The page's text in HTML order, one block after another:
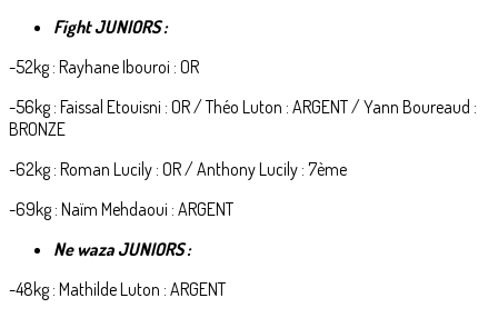
Fight JUNIORS :
-52kg : Rayhane Ibouroi : OR
-56kg : Faissal Etouisni : OR / Théo Luton : ARGENT / Yann Boureaud :
BRONZE
-62kg : Roman Lucily : OR / Anthony Lucily : 7ème
-69kg : Naïm Mehdaoui : ARGENT
Ne waza JUNIORS :
-48kg : Mathilde Luton : ARGENT